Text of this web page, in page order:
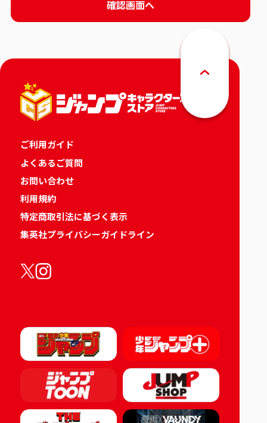
ご利用ガイド
よくあるご質問
お問い合わせ
利用規約
特定商取引法に基づく表示
集英社プライバシーガイドライン